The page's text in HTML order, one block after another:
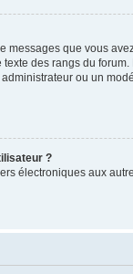
que vous
des rangs du
ou un
?
électroniques aux